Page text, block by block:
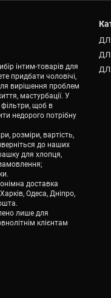
інтим-товарів для
придбати чоловічі,
вирішення проблем
мастурбації. У
фільтри, щоб в
недорого потрібну
розміри, вартість,
до наших
для хлопця,
доставка
Одеса, Дніпро,
лише для
клієнтам